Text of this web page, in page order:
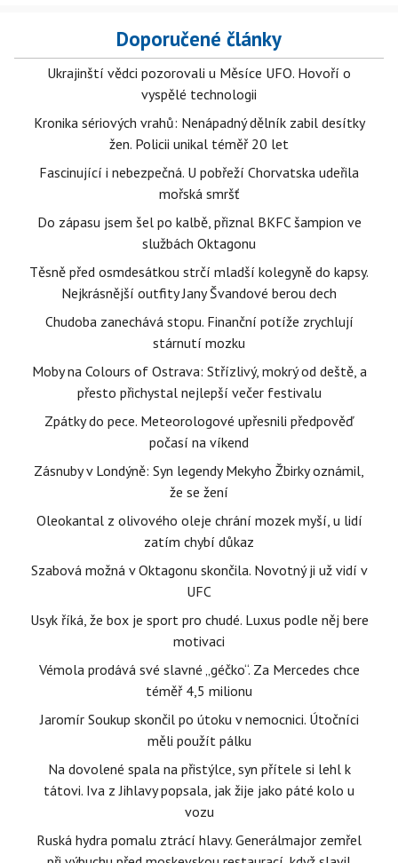
Doporučené články
Ukrajinští vědci pozorovali u Měsíce UFO. Hovoří o
vyspělé technologii
Kronika sériových vrahů: Nenápadný dělník zabil desítky
žen. Policii unikal téměř 20 let
Fascinující i nebezpečná. U pobřeží Chorvatska udeřila
mořská smršť
Do zápasu jsem šel po kalbě, přiznal BKFC šampion ve
službách Oktagonu
Těsně před osmdesátkou strčí mladší kolegyně do kapsy.
Nejkrásnější outfity Jany Švandové berou dech
Chudoba zanechává stopu. Finanční potíže zrychlují
stárnutí mozku
Moby na Colours of Ostrava: Střízlivý, mokrý od deště, a
přesto přichystal nejlepší večer festivalu
Zpátky do pece. Meteorologové upřesnili předpověď
počasí na víkend
Zásnuby v Londýně: Syn legendy Mekyho Žbirky oznámil,
že se žení
Oleokantal z olivového oleje chrání mozek myší, u lidí
zatím chybí důkaz
Szabová možná v Oktagonu skončila. Novotný ji už vidí v
UFC
Usyk říká, že box je sport pro chudé. Luxus podle něj bere
motivaci
Vémola prodává své slavné „géčko“. Za Mercedes chce
téměř 4,5 milionu
Jaromír Soukup skončil po útoku v nemocnici. Útočníci
měli použít pálku
Na dovolené spala na přistýlce, syn přítele si lehl k
tátovi. Iva z Jihlavy popsala, jak žije jako páté kolo u
vozu
Ruská hydra pomalu ztrácí hlavy. Generálmajor zemřel